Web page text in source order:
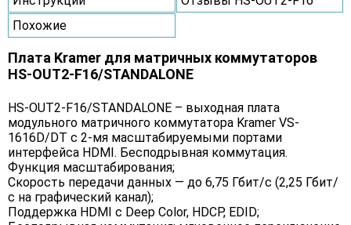
Похожие
Плата Kramer для матричных коммутаторов
HS-OUT2-F16/STANDALONE
HS-OUT2-F16/STANDALONE – выходная плата
модульного матричного коммутатора Kramer VS-
1616D/DT с 2-мя масштабируемыми портами
интерфейса HDMI. Бесподрывная коммутация.
Функция масштабирования;
Скорость передачи данных — до 6,75 Гбит/с (2,25 Гбит/
с на графический канал);
Поддержка HDMI с Deep Color, HDCP, EDID;